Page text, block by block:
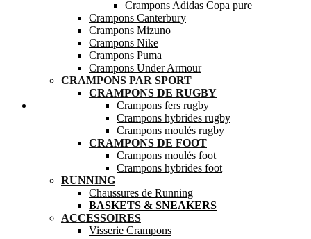
Crampons Adidas Copa pure
Crampons Canterbury
Crampons Mizuno
Crampons Nike
Crampons Puma
Crampons Under Armour
CRAMPONS PAR SPORT
CRAMPONS DE RUGBY
Crampons fers rugby
Crampons hybrides rugby
Crampons moulés rugby
CRAMPONS DE FOOT
Crampons moulés foot
Crampons hybrides foot
RUNNING
Chaussures de Running
BASKETS & SNEAKERS
ACCESSOIRES
Visserie Crampons